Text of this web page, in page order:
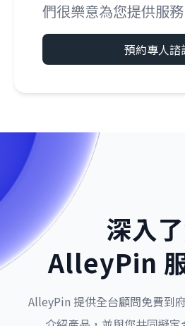
們很樂意為您提供服務
預約專人諮
深入
AlleyPin
AlleyPin 提供全台顧問免費到